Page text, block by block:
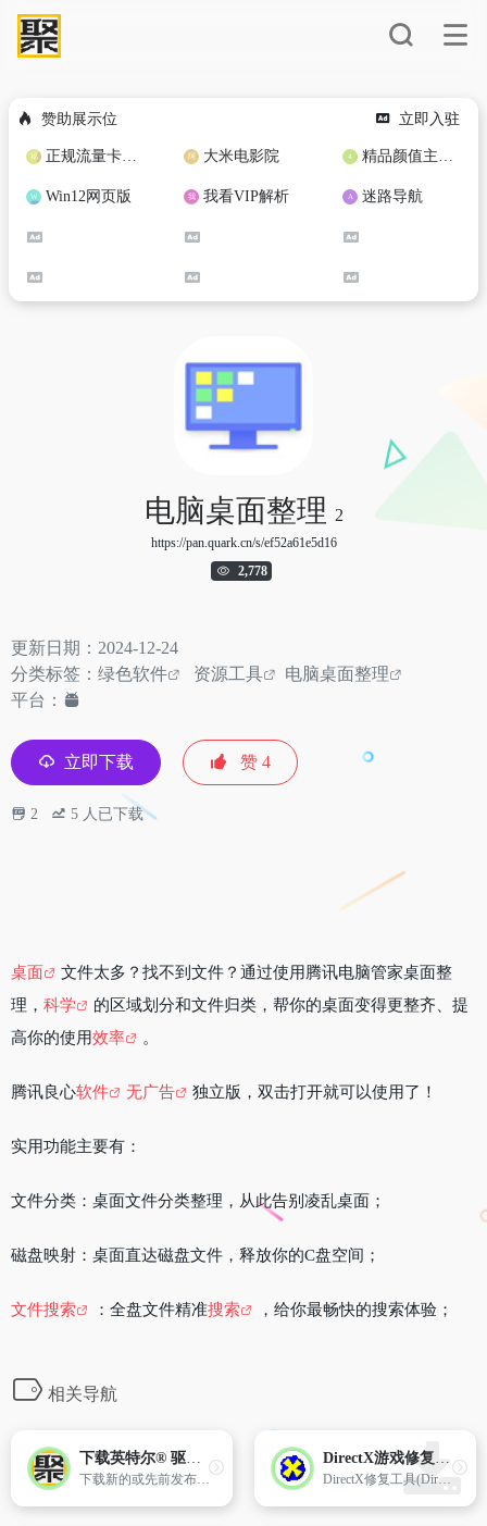
赞助展示位 立即入驻
正规流量卡免费加盟合作 大米电影院 精品颜值主播定制
Win12网页版 我看VIP解析 迷路导航
电脑桌面整理 2
https://pan.quark.cn/s/ef52a61e5d16
2,778
更新日期：2024-12-24
分类标签： 绿色软件 资源工具
电脑桌面整理
平台：
立即下载 赞 4
2 5 人已下载
桌面
文件太多？找不到文件？通过使用腾讯电脑管家桌面整
理， 科学
的区域划分和文件归类，帮你的桌面变得更整齐、提
高你的使用效率 。
腾讯良心软件 无广告 独立版，双击打开就可以使用了！
实用功能主要有：
文件分类：桌面文件分类整理，从此告别凌乱桌面；
磁盘映射：桌面直达磁盘文件，释放你的C盘空间；
文件搜索 ：全盘文件精准搜索 ，给你最畅快的搜索体验；
相关导航
下载英特尔® 驱动程序和软件
下载新的或先前发布的驱动程序，包括英特尔产品的支持软件、BIOS、实用程序、固件和补丁。
DirectX游戏修复工具 V4.3
DirectX修复工具(DirectX Repair)是一款win系统级工具软件，简便易用。软件为绿色免安装版，下载解压后可直接运行，完全免费！